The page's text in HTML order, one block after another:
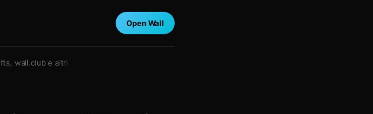
Open Wall
wall.club e altri